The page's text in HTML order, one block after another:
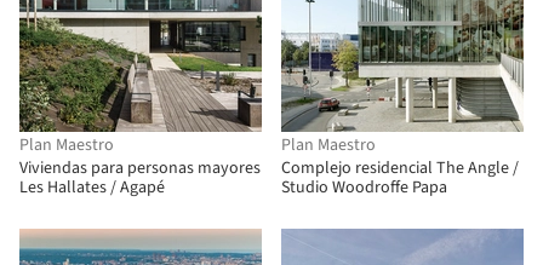
Plan Maestro
Viviendas para personas mayores
Les Hallates / Agapé
Plan Maestro
Complejo residencial The Angle /
Studio Woodroffe Papa